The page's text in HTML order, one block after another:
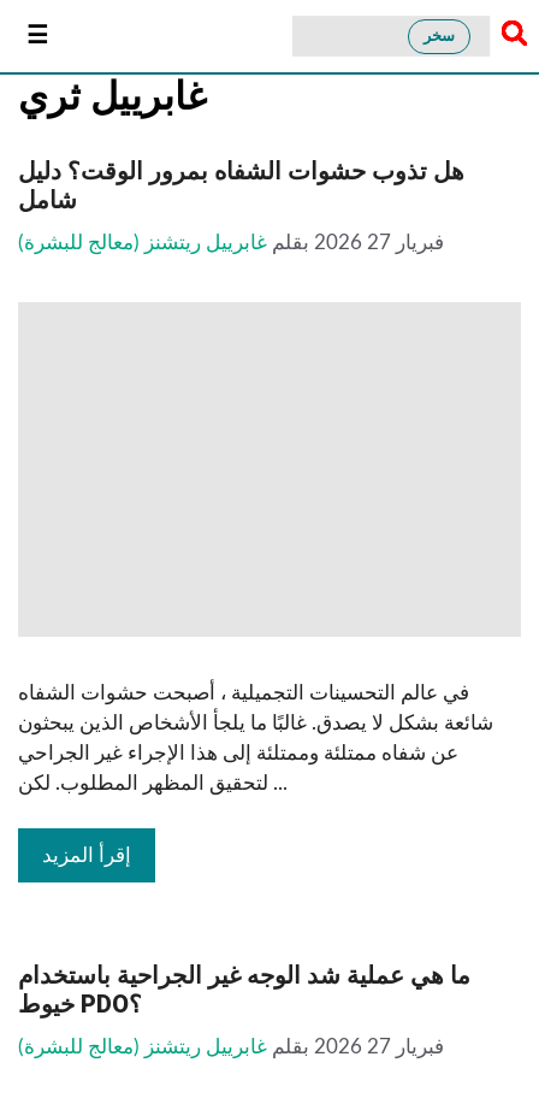
سخر
غابرييل ثري
هل تذوب حشوات الشفاه بمرور الوقت؟ دليل
شامل
فبريار 27 2026 بقلم غابرييل ريتشنز (معالج للبشرة)
في عالم التحسينات التجميلية ، أصبحت حشوات الشفاه
شائعة بشكل لا يصدق. غالبًا ما يلجأ الأشخاص الذين يبحثون
عن شفاه ممتلئة وممتلئة إلى هذا الإجراء غير الجراحي
لتحقيق المظهر المطلوب. لكن ...
إقرأ المزيد
ما هي عملية شد الوجه غير الجراحية باستخدام
خيوط PDO؟
فبريار 27 2026 بقلم غابرييل ريتشنز (معالج للبشرة)